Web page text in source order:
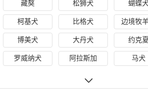
藏獒 松狮犬 蝴蝶
柯基犬 比格犬 边境牧
博美犬 大丹犬 约克
罗威纳犬 阿拉斯加 马犬